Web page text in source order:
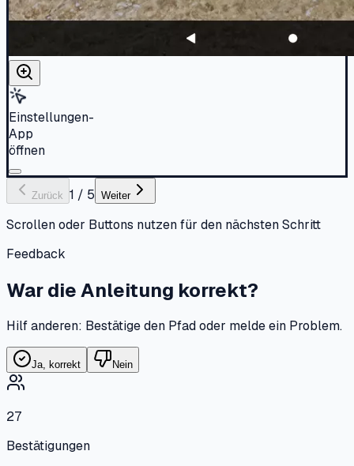
Einstellungen-
App
öffnen
Zurück 1 / 5 Weiter
Scrollen oder Buttons nutzen für den nächsten Schritt
Feedback
War die Anleitung korrekt?
Hilf anderen: Bestätige den Pfad oder melde ein Problem.
Ja, korrekt Nein
27
Bestätigungen